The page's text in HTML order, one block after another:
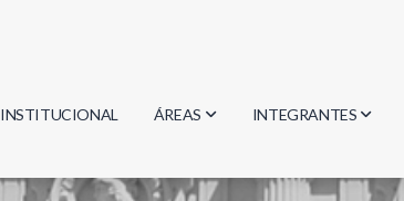
INSTITUCIONAL ÁREAS
Biología
INTEGRANTES
Investigadores